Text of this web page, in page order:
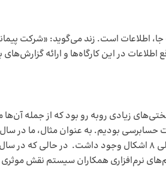
اطلاعات است. زند می‌گوید: «شرکت
اطلاعات در این کارگاه‌ها و ارائه
نرم‌افزاری همکاران سیستم نقش موثری